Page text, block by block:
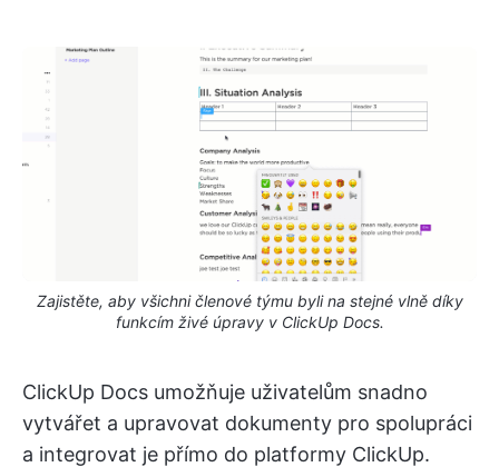
Zajistěte, aby všichni členové týmu byli na stejné vlně díky
funkcím živé úpravy v ClickUp Docs.
ClickUp Docs umožňuje uživatelům snadno
vytvářet a upravovat dokumenty pro spolupráci
a integrovat je přímo do platformy ClickUp.